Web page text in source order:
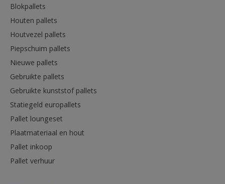
Blokpallets
Houten pallets
Houtvezel pallets
Piepschuim pallets
Nieuwe pallets
Gebruikte pallets
Gebruikte kunststof pallets
Statiegeld europallets
Pallet loungeset
Plaatmateriaal en hout
Pallet inkoop
Pallet verhuur